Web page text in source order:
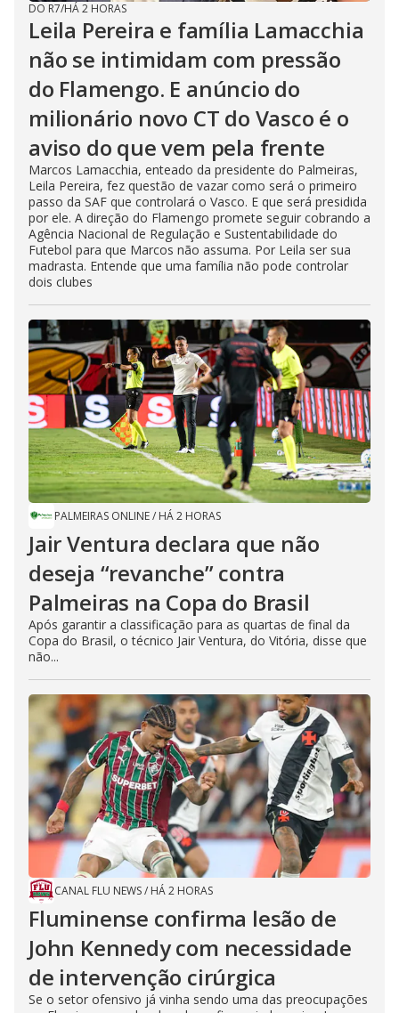
DO R7/HÁ 2 HORAS
Leila Pereira e família Lamacchia
não se intimidam com pressão
do Flamengo. E anúncio do
milionário novo CT do Vasco é o
aviso do que vem pela frente
Marcos Lamacchia, enteado da presidente do Palmeiras,
Leila Pereira, fez questão de vazar como será o primeiro
passo da SAF que controlará o Vasco. E que será presidida
por ele. A direção do Flamengo promete seguir cobrando a
Agência Nacional de Regulação e Sustentabilidade do
Futebol para que Marcos não assuma. Por Leila ser sua
madrasta. Entende que uma família não pode controlar
dois clubes
PALMEIRAS ONLINE/ HÁ 2 HORAS
Jair Ventura declara que não
deseja “revanche” contra
Palmeiras na Copa do Brasil
Após garantir a classificação para as quartas de final da
Copa do Brasil, o técnico Jair Ventura, do Vitória, disse que
não...
CANAL FLU NEWS/ HÁ 2 HORAS
Fluminense confirma lesão de
John Kennedy com necessidade
de intervenção cirúrgica
Se o setor ofensivo já vinha sendo uma das preocupações